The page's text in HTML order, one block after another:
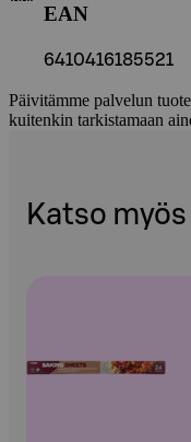
EAN
6410416185521
Päivitämme palvelun
kuitenkin tarkistamaan
Katso myös